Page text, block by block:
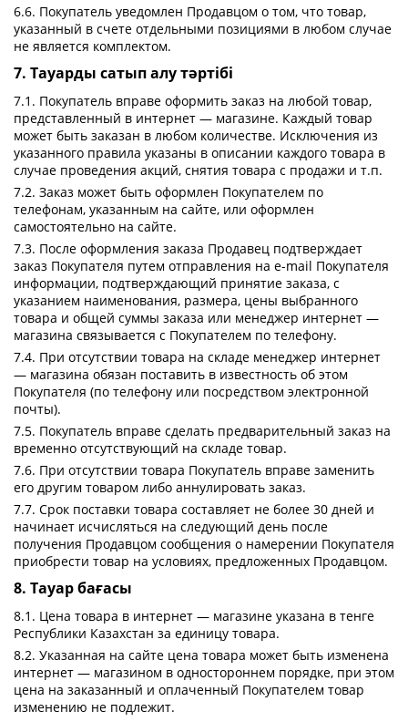
6.6. Покупатель уведомлен Продавцом о том, что товар,
указанный в счете отдельными позициями в любом случае
не является комплектом.
7. Тауарды сатып алу тәртібі
7.1. Покупатель вправе оформить заказ на любой товар,
представленный в интернет — магазине. Каждый товар
может быть заказан в любом количестве. Исключения из
указанного правила указаны в описании каждого товара в
случае проведения акций, снятия товара с продажи и т.п.
7.2. Заказ может быть оформлен Покупателем по
телефонам, указанным на сайте, или оформлен
самостоятельно на сайте.
7.3. После оформления заказа Продавец подтверждает
заказ Покупателя путем отправления на e-mail Покупателя
информации, подтверждающий принятие заказа, с
указанием наименования, размера, цены выбранного
товара и общей суммы заказа или менеджер интернет —
магазина связывается с Покупателем по телефону.
7.4. При отсутствии товара на складе менеджер интернет
— магазина обязан поставить в известность об этом
Покупателя (по телефону или посредством электронной
почты).
7.5. Покупатель вправе сделать предварительный заказ на
временно отсутствующий на складе товар.
7.6. При отсутствии товара Покупатель вправе заменить
его другим товаром либо аннулировать заказ.
7.7. Срок поставки товара составляет не более 30 дней и
начинает исчисляться на следующий день после
получения Продавцом сообщения о намерении Покупателя
приобрести товар на условиях, предложенных Продавцом.
8. Тауар бағасы
8.1. Цена товара в интернет — магазине указана в тенге
Республики Казахстан за единицу товара.
8.2. Указанная на сайте цена товара может быть изменена
интернет — магазином в одностороннем порядке, при этом
цена на заказанный и оплаченный Покупателем товар
изменению не подлежит.